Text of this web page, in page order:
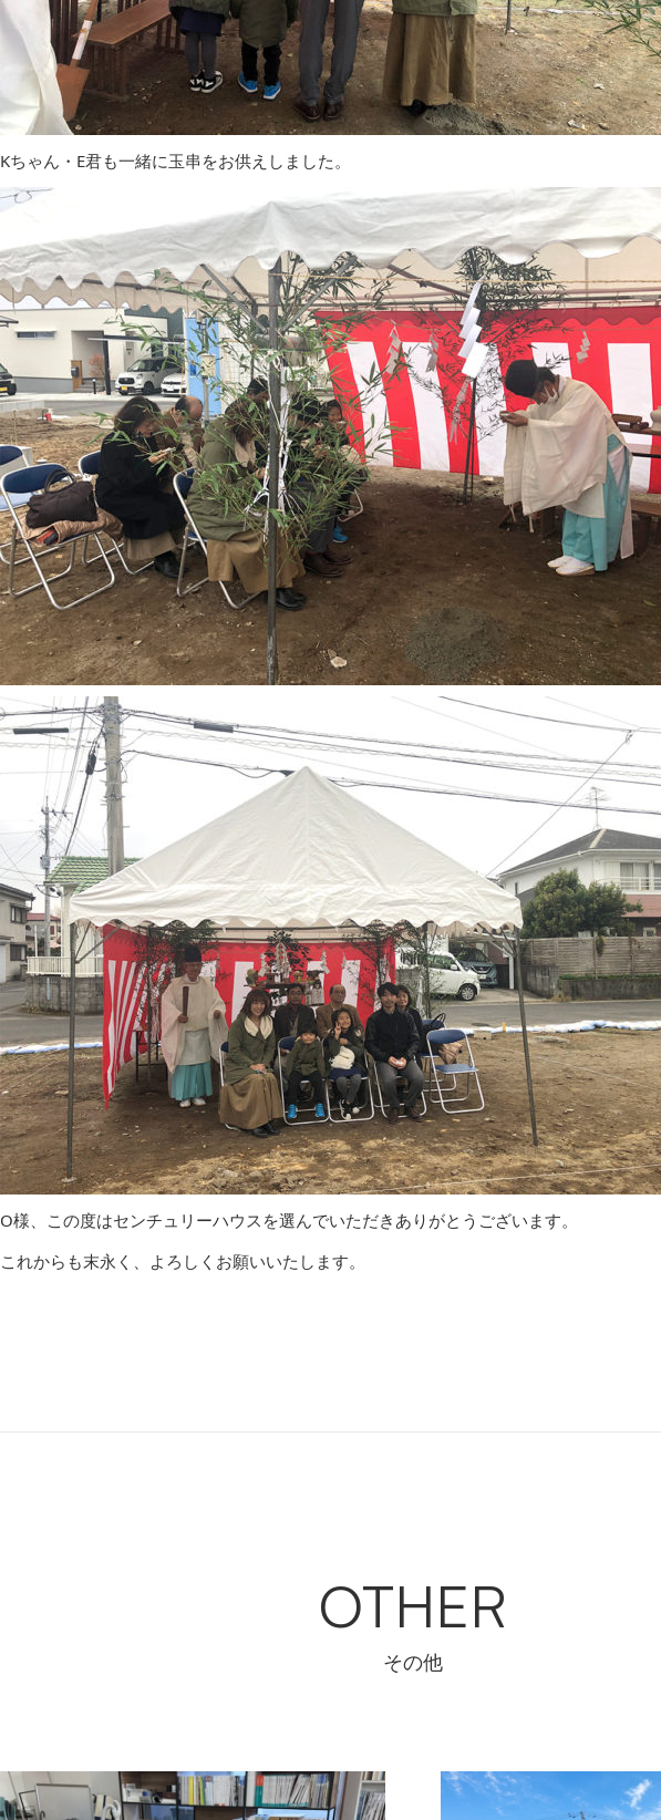
Kちゃん・E君も一緒に玉串をお供えしました。
O様、この度はセンチュリーハウスを選んでいただきありがとうございます。
これからも末永く、よろしくお願いいたします。
OTHER
その他